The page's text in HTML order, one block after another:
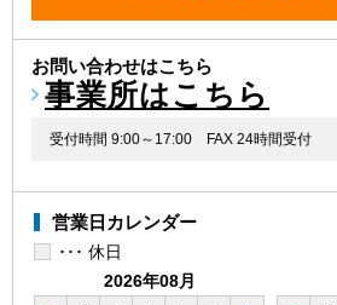
お問い合わせはこちら
事業所はこちら
受付時間 9:00～17:00 FAX 24時間受付
営業日カレンダー
･･･ 休日
2026年08月